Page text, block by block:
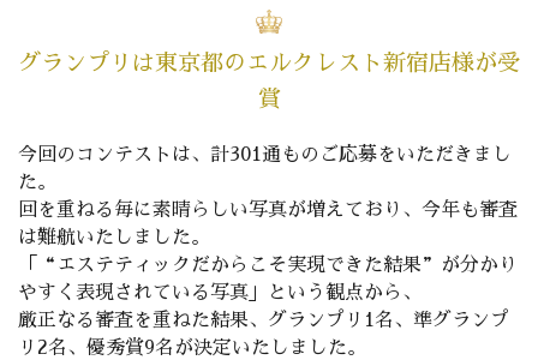
グランプリは東京都のエルクレスト新宿店様が受
賞
今回のコンテストは、計301通ものご応募をいただきまし
た。
回を重ねる毎に素晴らしい写真が増えており、今年も審査
は難航いたしました。
「“エステティックだからこそ実現できた結果”が分かり
やすく表現されている写真」という観点から、
厳正なる審査を重ねた結果、グランプリ1名、準グランプ
リ2名、優秀賞9名が決定いたしました。